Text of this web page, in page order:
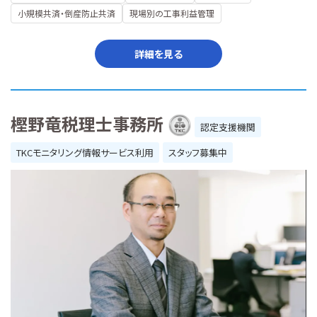
小規模共済・倒産防止共済
現場別の工事利益管理
詳細を見る
樫野竜税理士事務所
認定支援機関
TKCモニタリング情報サービス利用
スタッフ募集中